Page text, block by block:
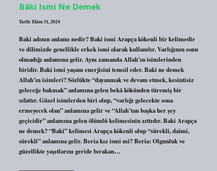
Bâki Ismi Ne Demek
Tarih: Ekim 31, 2024
Baki adının anlamı nedir? Baki ismi Arapça kökenli bir kelimedir
ve dilimizde genellikle erkek ismi olarak kullanılır. Varlığının sonu
olmadığı anlamına gelir. Aynı zamanda Allah’ın isimlerinden
biridir. Baki ismi yaşam enerjisini temsil eder. Baki ne demek
Allah’ın isimleri? Sözlükte “dayanmak ve devam etmek, kesintisiz
geleceğe bakmak” anlamına gelen bekā kökünden türemiş bir
sıfattır. Güzel isimlerden biri olup, “varlığı gelecekte sona
ermeyecek olan” anlamına gelir ve “Allah’tan başka her şey
geçicidir” anlamına gelen ölümlü kelimesinin zıttıdır. Baki Arapça
ne demek? “Baki” kelimesi Arapça kökenli olup “sürekli, daimi,
sürekli” anlamına gelir. Beria kız ismi mi? Beria: Olgunluk ve
güzellikte yaşıtlarını geride bırakan…